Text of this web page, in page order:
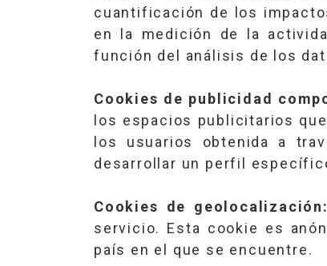
cuantificación de los
en la medición de la
función del análisis de los
Cookies de publicidad
los espacios publicitarios
los usuarios obtenida a
desarrollar un perfil
Cookies de geolocalización:
servicio. Esta cookie es
país en el que se encuentre.